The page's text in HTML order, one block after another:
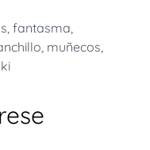
, fantasma,
, muñecos,